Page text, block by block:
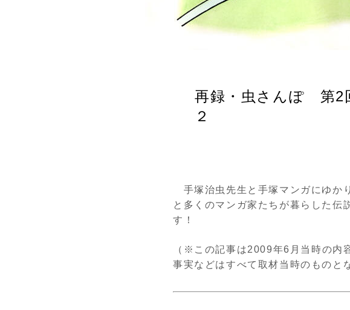
再録・虫さんぽ 第2
２
手塚治虫先生と手塚マンガにゆか
と多くのマンガ家たちが暮らした伝
す！
（※この記事は2009年6月当時の内
事実などはすべて取材当時のものと